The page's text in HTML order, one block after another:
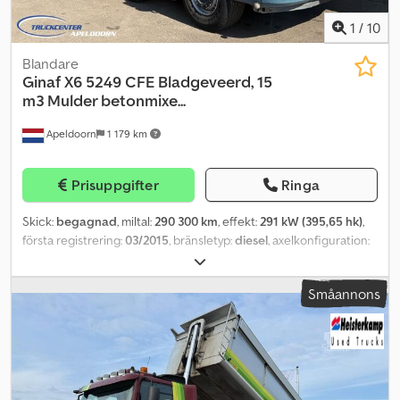
(teknisk huvudinspektion): godkänd till 09.2026 Skick Tekniskt
skick: mycket bra Optiskt skick: mycket bra Antal nycklar: 2
1 / 10
Apeldoorn 1 179 km
Blandare
GinafX6 5249 CFE Bladgeveerd, 15
m3 Mulder betonmixe...
Prisuppgifter Ringa
Skick: begagnad, miltal: 290 300 km, effekt: 291 kW (395,65 hk),
första registrering:03/2015 , bränsletyp:diesel , axelkonfiguration:
, bränsle:diesel
dagskåp, växeltyp:mekanisk, emissionsklass:Euro 6, antal säten:2,
total längd:10 810 mm, total bredd:2 550 mm, tillåten
10 000 kg, tillåten axellast (axel 2):10 000
, tillåten axellast (axel 3): 9 500 kg, Tillverkningsår: 2015,
ABS, elektrisk fönsterhiss, elstyrd spegel,
servostyrning
, = Ytterligare alternativ och tillbehör = -
Hastighetsbegränsare - Lufttryckshorn - Navreduktion - Radio -
Småannons